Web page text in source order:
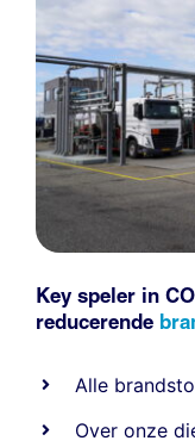
Key speler in
reducerende
Alle
Over onze